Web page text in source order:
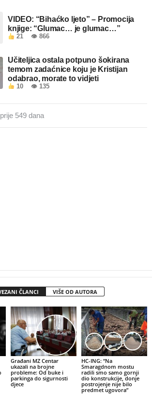
VIDEO: “Bihaćko ljeto” – Promocija
knjige: “Glumac… je glumac…”
21 👁 866
Učiteljica ostala potpuno šokirana
temom zadaćnice koju je Kristijan
odabrao, morate to vidjeti
10 👁 135
prije 549 dana
ČLANCI VIŠE OD AUTORA
Građani MZ Centar
ukazali na brojne
probleme: Od buke i
parkinga do sigurnosti
djece
HC-ING: “Na
Smaragdnom mostu
radili smo samo gornji
dio konstrukcije, donje
postrojenje nije bilo
predmet ugovora”